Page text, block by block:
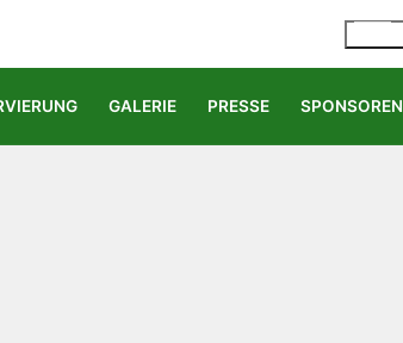
GALERIE PRESSE SPONSOREN